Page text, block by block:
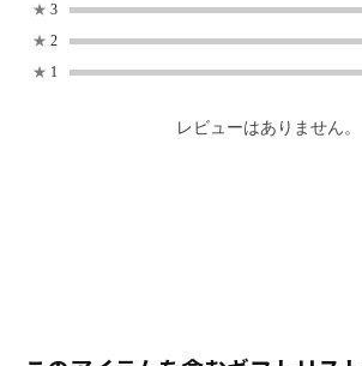
★ 3
★ 2
★ 1
レビューはありません。